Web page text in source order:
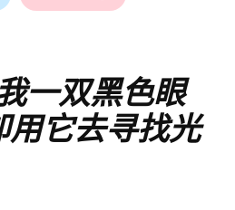
一双黑色眼
用它去寻找光